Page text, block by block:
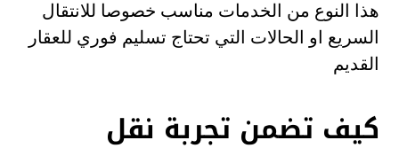
هذا النوع من الخدمات مناسب خصوصا للانتقال
السريع او الحالات التي تحتاج تسليم فوري للعقار
القديم
كيف تضمن تجربة نقل